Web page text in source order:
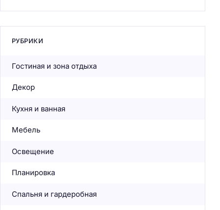
РУБРИКИ
Гостиная и зона отдыха
Декор
Кухня и ванная
Мебель
Освещение
Планировка
Спальня и гардеробная